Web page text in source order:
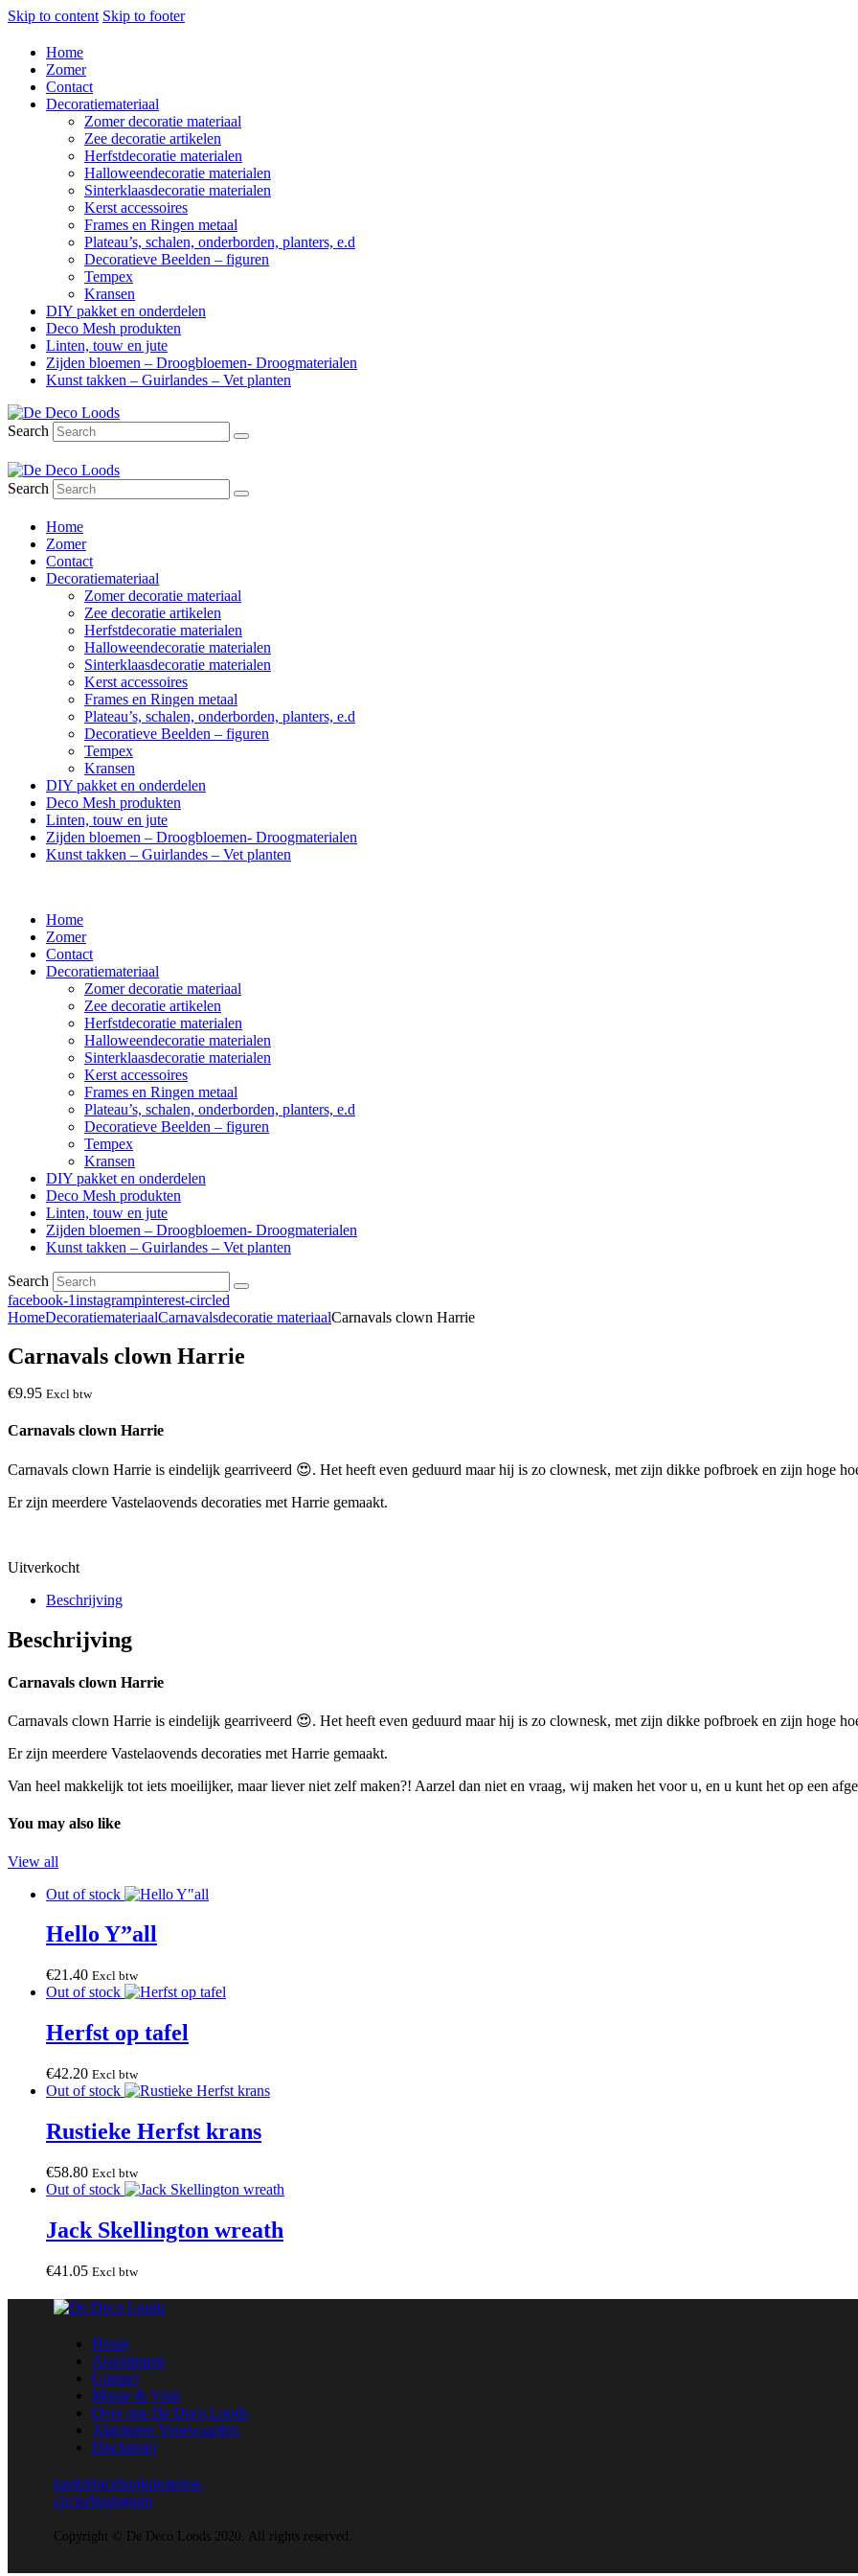
Skip to content Skip to footer
Home
Zomer
Contact
Decoratiemateriaal
Zomer decoratie materiaal
Zee decoratie artikelen
Herfstdecoratie materialen
Halloweendecoratie materialen
Sinterklaasdecoratie materialen
Kerst accessoires
Frames en Ringen metaal
Plateau’s, schalen, onderborden, planters, e.d
Decoratieve Beelden – figuren
Tempex
Kransen
DIY pakket en onderdelen
Deco Mesh produkten
Linten, touw en jute
Zijden bloemen – Droogbloemen- Droogmaterialen
Kunst takken – Guirlandes – Vet planten
Search
Search
Home
Zomer
Contact
Decoratiemateriaal
Zomer decoratie materiaal
Zee decoratie artikelen
Herfstdecoratie materialen
Halloweendecoratie materialen
Sinterklaasdecoratie materialen
Kerst accessoires
Frames en Ringen metaal
Plateau’s, schalen, onderborden, planters, e.d
Decoratieve Beelden – figuren
Tempex
Kransen
DIY pakket en onderdelen
Deco Mesh produkten
Linten, touw en jute
Zijden bloemen – Droogbloemen- Droogmaterialen
Kunst takken – Guirlandes – Vet planten
Home
Zomer
Contact
Decoratiemateriaal
Zomer decoratie materiaal
Zee decoratie artikelen
Herfstdecoratie materialen
Halloweendecoratie materialen
Sinterklaasdecoratie materialen
Kerst accessoires
Frames en Ringen metaal
Plateau’s, schalen, onderborden, planters, e.d
Decoratieve Beelden – figuren
Tempex
Kransen
DIY pakket en onderdelen
Deco Mesh produkten
Linten, touw en jute
Zijden bloemen – Droogbloemen- Droogmaterialen
Kunst takken – Guirlandes – Vet planten
Search
facebook-1instagrampinterest-circled
HomeDecoratiemateriaalCarnavalsdecoratie materiaalCarnavals clown Harrie
Carnavals clown Harrie
€9.95 Excl btw
Carnavals clown Harrie
Carnavals clown Harrie is eindelijk gearriveerd 😍. Het heeft even geduurd maar hij is zo clownesk, met zijn dikke pofbroek en zijn hoge
Er zijn meerdere Vastelaovends decoraties met Harrie gemaakt.
Uitverkocht
Beschrijving
Beschrijving
Carnavals clown Harrie
Carnavals clown Harrie is eindelijk gearriveerd 😍. Het heeft even geduurd maar hij is zo clownesk, met zijn dikke pofbroek en zijn hoge
Er zijn meerdere Vastelaovends decoraties met Harrie gemaakt.
Van heel makkelijk tot iets moeilijker, maar liever niet zelf maken?! Aarzel dan niet en vraag, wij maken het voor u, en u kunt het op een
You may also like
View all
Out of stock
Hello Y”all
€21 .40 Excl btw
Out of stock
Herfst op tafel
€42.20 Excl btw
Out of stock
Rustieke Herfst krans
€58.80 Excl btw
Out of stock
Jack Skellington wreath
€41 .05 Excl btw
Home
Assortiment
Contact
Missie & Visie
Over ons De Deco Loods
Algemene Voorwaarden
Disclaimer
tumblrfacebookpinterest-
circledinstagram
Copyright © De Deco Loods 2020. All rights reserved.